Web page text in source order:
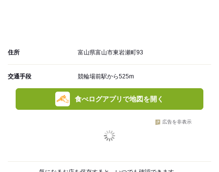
住所 富山県富山市東岩瀬町93
交通手段 競輪場前駅から525m
食べログアプリで地図を開く
広告を非表示